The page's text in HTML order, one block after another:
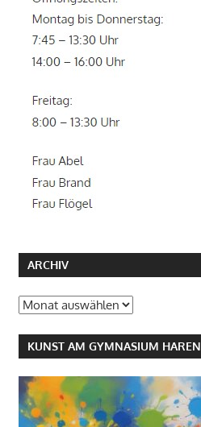
ARCHIV
Archiv
KUNST AM GYMNASIUM HAREN